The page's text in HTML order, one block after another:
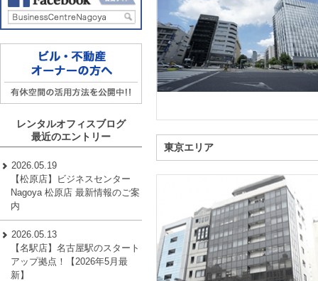
東京エリア
レンタルオフィスブログ
最近のエントリー
2026.05.19
【松原店】ビジネスセンター
Nagoya 松原店 最新情報のご案
内
2026.05.13
【名駅店】名古屋駅のスタート
アップ拠点！【2026年5月最
新】